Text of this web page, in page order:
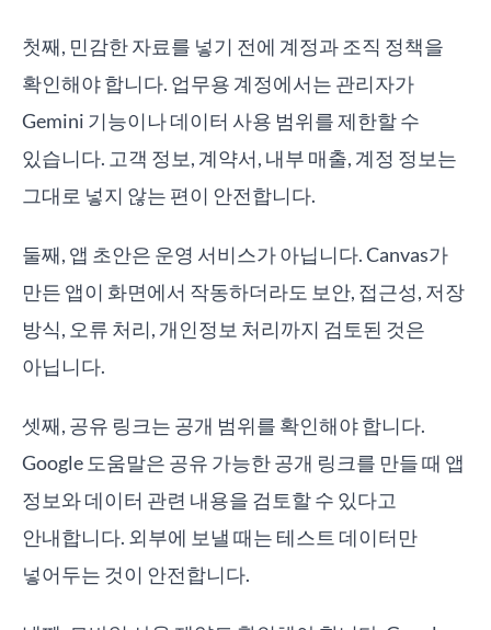
첫째, 민감한 자료를 넣기 전에 계정과 조직 정책을
확인해야 합니다. 업무용 계정에서는 관리자가
Gemini 기능이나 데이터 사용 범위를 제한할 수
있습니다. 고객 정보, 계약서, 내부 매출, 계정 정보는
그대로 넣지 않는 편이 안전합니다.
둘째, 앱 초안은 운영 서비스가 아닙니다. Canvas가
만든 앱이 화면에서 작동하더라도 보안, 접근성, 저장
방식, 오류 처리, 개인정보 처리까지 검토된 것은
아닙니다.
셋째, 공유 링크는 공개 범위를 확인해야 합니다.
Google 도움말은 공유 가능한 공개 링크를 만들 때 앱
정보와 데이터 관련 내용을 검토할 수 있다고
안내합니다. 외부에 보낼 때는 테스트 데이터만
넣어두는 것이 안전합니다.